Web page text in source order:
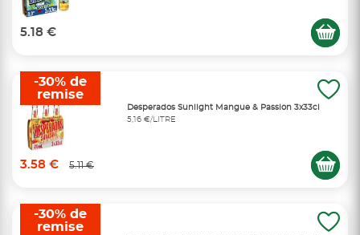
5.18 €
Desperados Sunlight Mangue & Passion 3x33cl
5,16 €/LITRE
3.58 € 5.11 €
-30% de
remise
-30% de
remise